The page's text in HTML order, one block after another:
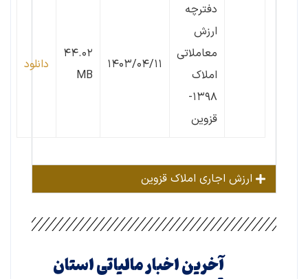
دفترچه
ارزش
معاملاتی
املاک
۱۳۹۸-
قزوین
۱۴۰۳/۰۴/۱۱
۴۴.۰۲
MB
دانلود
ارزش اجاری املاک قزوین
آخرین اخبار مالیاتی استان